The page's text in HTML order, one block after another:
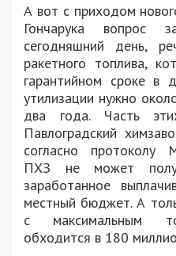
А вот с приходом
Гончарука вопрос
сегодняшний день,
ракетного топлива,
гарантийном сроке в
утилизации нужно
два года. Часть
Павлоградский
согласно протоколу
ПХЗ не может
заработанное
местный бюджет. А
с максимальным
обходится в 180